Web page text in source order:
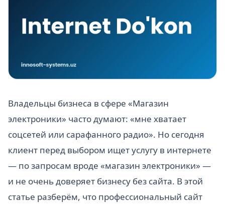
Владельцы бизнеса в сфере «Магазин
электроники» часто думают: «мне хватает
соцсетей или сарафанного радио». Но сегодня
клиент перед выбором ищет услугу в интернете
— по запросам вроде «магазин электроники» —
и не очень доверяет бизнесу без сайта. В этой
статье разберём, что профессиональный сайт